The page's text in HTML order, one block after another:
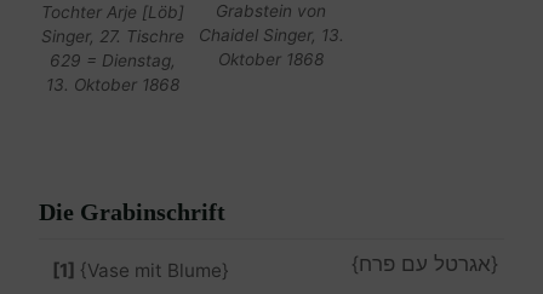
Tochter Arje [Löb]
Singer, 27. Tischre
629 = Dienstag,
13. Oktober 1868
Grabstein von
Chaidel Singer, 13.
Oktober 1868
Die Grabinschrift
[1] {Vase mit Blume} {אגרטל עם פרח}